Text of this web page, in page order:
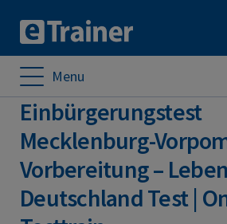
Menu
Einbürgerungstest
Mecklenburg-
Vorbereitung –
Deutschland Test |